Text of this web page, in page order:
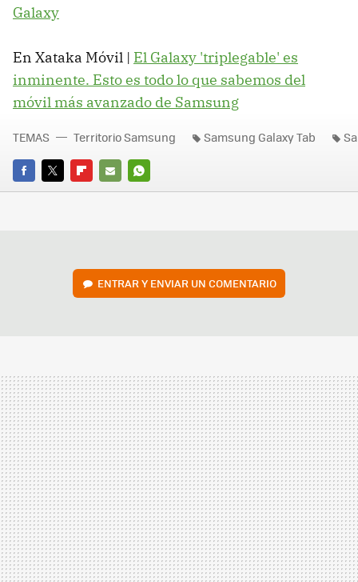
Galaxy
En Xataka Móvil | El Galaxy 'triplegable' es
inminente. Esto es todo lo que sabemos del
móvil más avanzado de Samsung
FACEBOOK
TWITTERFLIPBOARD
E-
WHATSAPP
TEMAS Territorio Samsung Samsung Galaxy Tab
ENTRAR Y ENVIAR UN COMENTARIO